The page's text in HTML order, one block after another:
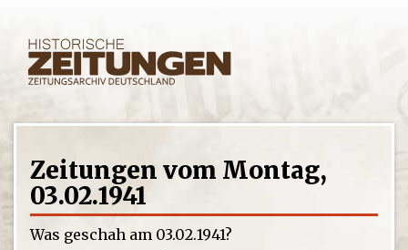
Zeitungen vom Montag,
03.02.1941
Was geschah am 03.02.1941?